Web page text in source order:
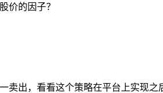
价的因子？
卖出，看看这个策略在平台上实现之